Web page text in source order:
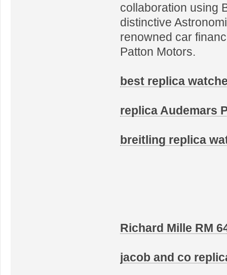
collaboration using
distinctive
renowned car
Patton Motors.
best replica
replica Audemars
breitling replica
Richard Mille RM
jacob and co